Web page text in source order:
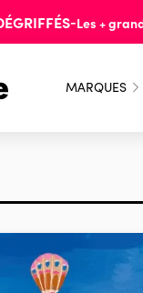
-Les +
MARQUES